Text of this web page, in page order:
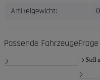
Artikelgewicht:
Passende Fahrzeuge
Stell